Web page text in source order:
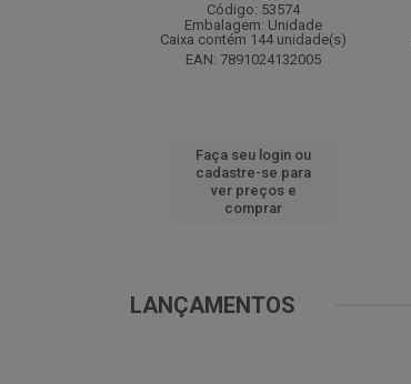
Código: 53574
Embalagem: Unidade
Caixa contém 144 unidade(s)
EAN: 7891024132005
Faça seu login ou
cadastre-se para
ver preços e
comprar
LANÇAMENTOS